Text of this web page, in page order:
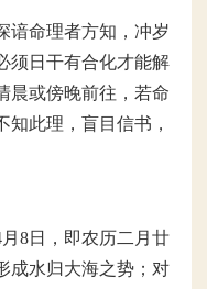
谙命理者方知，冲岁
须日干有合化才能解
晨或傍晚前往，若命
此理，盲目信书，
8日，即农历二月廿
成水归大海之势；对